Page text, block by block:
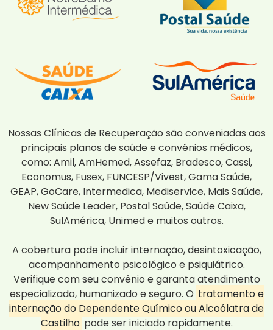
Nossas Clínicas de Recuperação são conveniadas aos
principais planos de saúde e convênios médicos,
como: Amil, AmHemed, Assefaz, Bradesco, Cassi,
Economus, Fusex, FUNCESP/Vivest, Gama Saúde,
GEAP, GoCare, Intermedica, Mediservice, Mais Saúde,
New Saúde Leader, Postal Saúde, Saúde Caixa,
SulAmérica, Unimed e muitos outros.
A cobertura pode incluir internação, desintoxicação,
acompanhamento psicológico e psiquiátrico.
Verifique com seu convênio e garanta atendimento
especializado, humanizado e seguro. O tratamento e
internação do Dependente Químico ou Alcoólatra de
Castilho pode ser iniciado rapidamente.